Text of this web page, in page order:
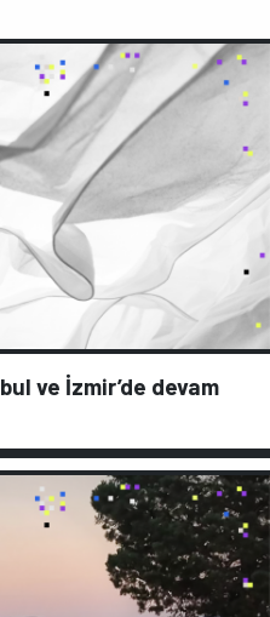
ve İzmir’de devam